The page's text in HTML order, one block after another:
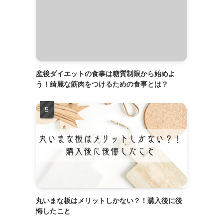
産後ダイエットの食事は糖質制限から始めよ
う！綺麗な筋肉をつけるための食事とは？
丸いまな板はメリットしかない？！購入後に後
悔したこと